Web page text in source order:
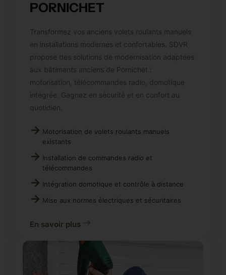
PORNICHET
Transformez vos anciens volets roulants manuels
en installations modernes et confortables. SDVR
propose des solutions de modernisation adaptées
aux bâtiments anciens de Pornichet :
motorisation, télécommandes radio, domotique
intégrée. Gagnez en sécurité et en confort au
quotidien.
Motorisation de volets roulants manuels
existants
Installation de commandes radio et
télécommandes
Intégration domotique et contrôle à distance
Mise aux normes électriques et sécuritaires
En savoir plus